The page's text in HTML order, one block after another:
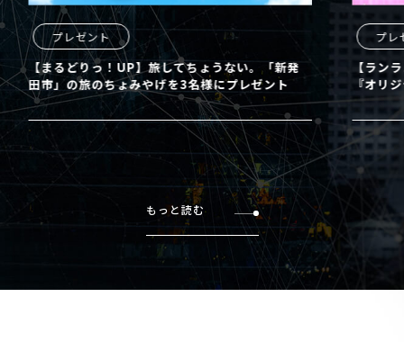
プレゼント
【ランランUX】東宝 映画クレヨンしんちゃん
『オリジナルＴシャツ』を4名様にプレゼント
【
田
もっと読む